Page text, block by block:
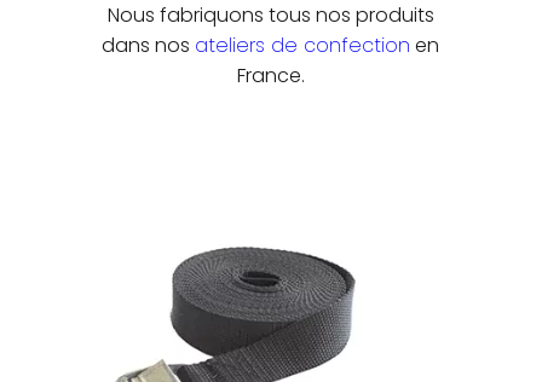
Nous fabriquons tous nos produits
dans nos ateliers de confection en
France.